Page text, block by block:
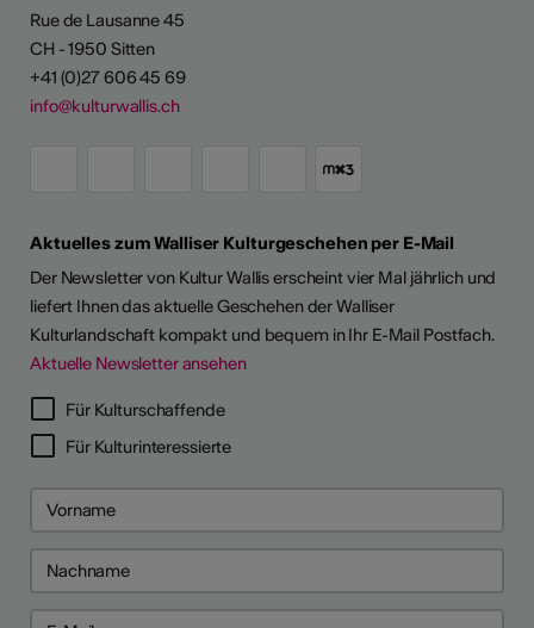
Rue de Lausanne 45
CH - 1950 Sitten
+41 (0)27 606 45 69
info@kulturwallis.ch
Aktuelles zum Walliser Kulturgeschehen per E-Mail
Der Newsletter von Kultur Wallis erscheint vier Mal jährlich und
liefert Ihnen das aktuelle Geschehen der Walliser
Kulturlandschaft kompakt und bequem in Ihr E-Mail Postfach.
Aktuelle Newsletter ansehen
Für Kulturschaffende
Für Kulturinteressierte